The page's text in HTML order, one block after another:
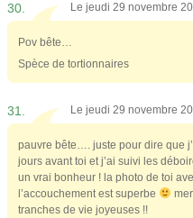
30. Le jeudi 29 novembre
Pov bête…
Spèce de tortionnaires
31. Le jeudi 29 novembre
pauvre bête…. juste pour dire que
jours avant toi et j’ai suivi les
un vrai bonheur ! la photo de toi
l’accouchement est superbe
tranches de vie joyeuses !!